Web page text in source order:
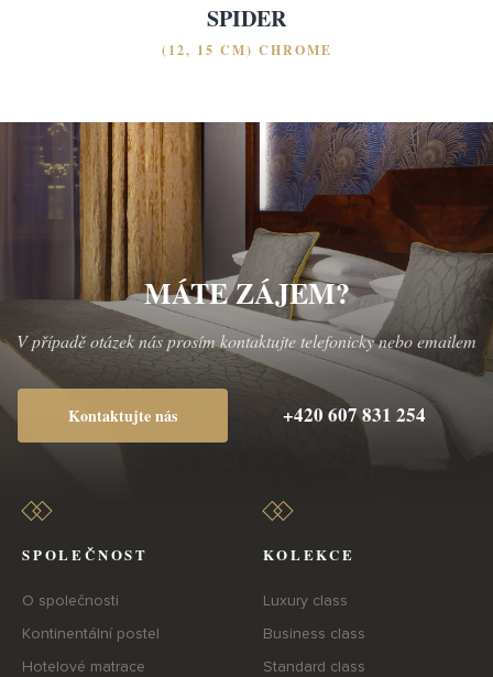
SPIDER
(12, 15 CM) CHROME
MÁTE ZÁJEM?
V případě otázek nás prosím kontaktujte telefonicky nebo emailem
Kontaktujte nás +420 607 831 254
SPOLEČNOST
O společnosti
Kontinentální postel
Hotelové matrace
KOLEKCE
Luxury class
Business class
Standard class